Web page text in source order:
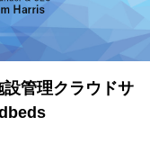
管理クラウドサ